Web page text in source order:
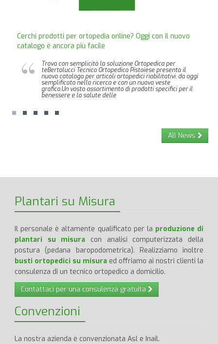
Cerchi prodotti per ortopedia online? Oggi con il nuovo
catalogo è ancora più facile
Trova con semplicità la soluzione Ortopedica per
teBertolucci Tecnica Ortopedica Pistoiese presenta il
nuovo catalogo per articoli ortopedici riabilitativi, da oggi
semplificato nella ricerca e con un nuova veste
grafica.Un vasto assortimento di prodotti specifici per il
benessere e la salute delle
All News
Plantari su Misura
Il personale è altamente qualificato per la produzione di
plantari su misura con analisi computerizzata della
postura (pedana baropodometrica). Realizziamo inoltre
busti ortopedici su misura ed offriamo ai nostri clienti la
consulenza di un tecnico ortopedico a domicilio.
Contattaci per una consulenza gratuita
Convenzioni
La nostra azienda è convenzionata Asl e Inail.